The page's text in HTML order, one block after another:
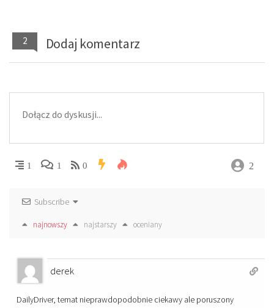
2 Dodaj komentarz
1 1 0 2
Subscribe
najnowszy najstarszy oceniany
derek
DailyDriver, temat nieprawdopodobnie ciekawy ale poruszony